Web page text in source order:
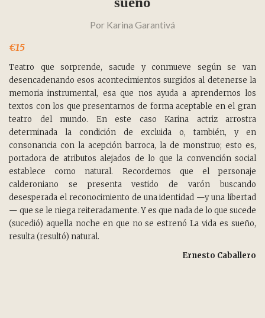
Por Karina Garantivá
€15
Teatro que sorprende, sacude y conmueve según se van
desencadenando esos acontecimientos surgidos al detenerse la
memoria instrumental, esa que nos ayuda a aprendernos los
textos con los que presentarnos de forma aceptable en el gran
teatro del mundo. En este caso Karina actriz arrostra
determinada la condición de excluida o, también, y en
consonancia con la acepción barroca, la de monstruo; esto es,
portadora de atributos alejados de lo que la convención social
establece como natural. Recordemos que el personaje
calderoniano se presenta vestido de varón buscando
desesperada el reconocimiento de una identidad —y una libertad
— que se le niega reiteradamente. Y es que nada de lo que sucede
(sucedió) aquella noche en que no se estrenó La vida es sueño,
resulta (resultó) natural.
Ernesto Caballero